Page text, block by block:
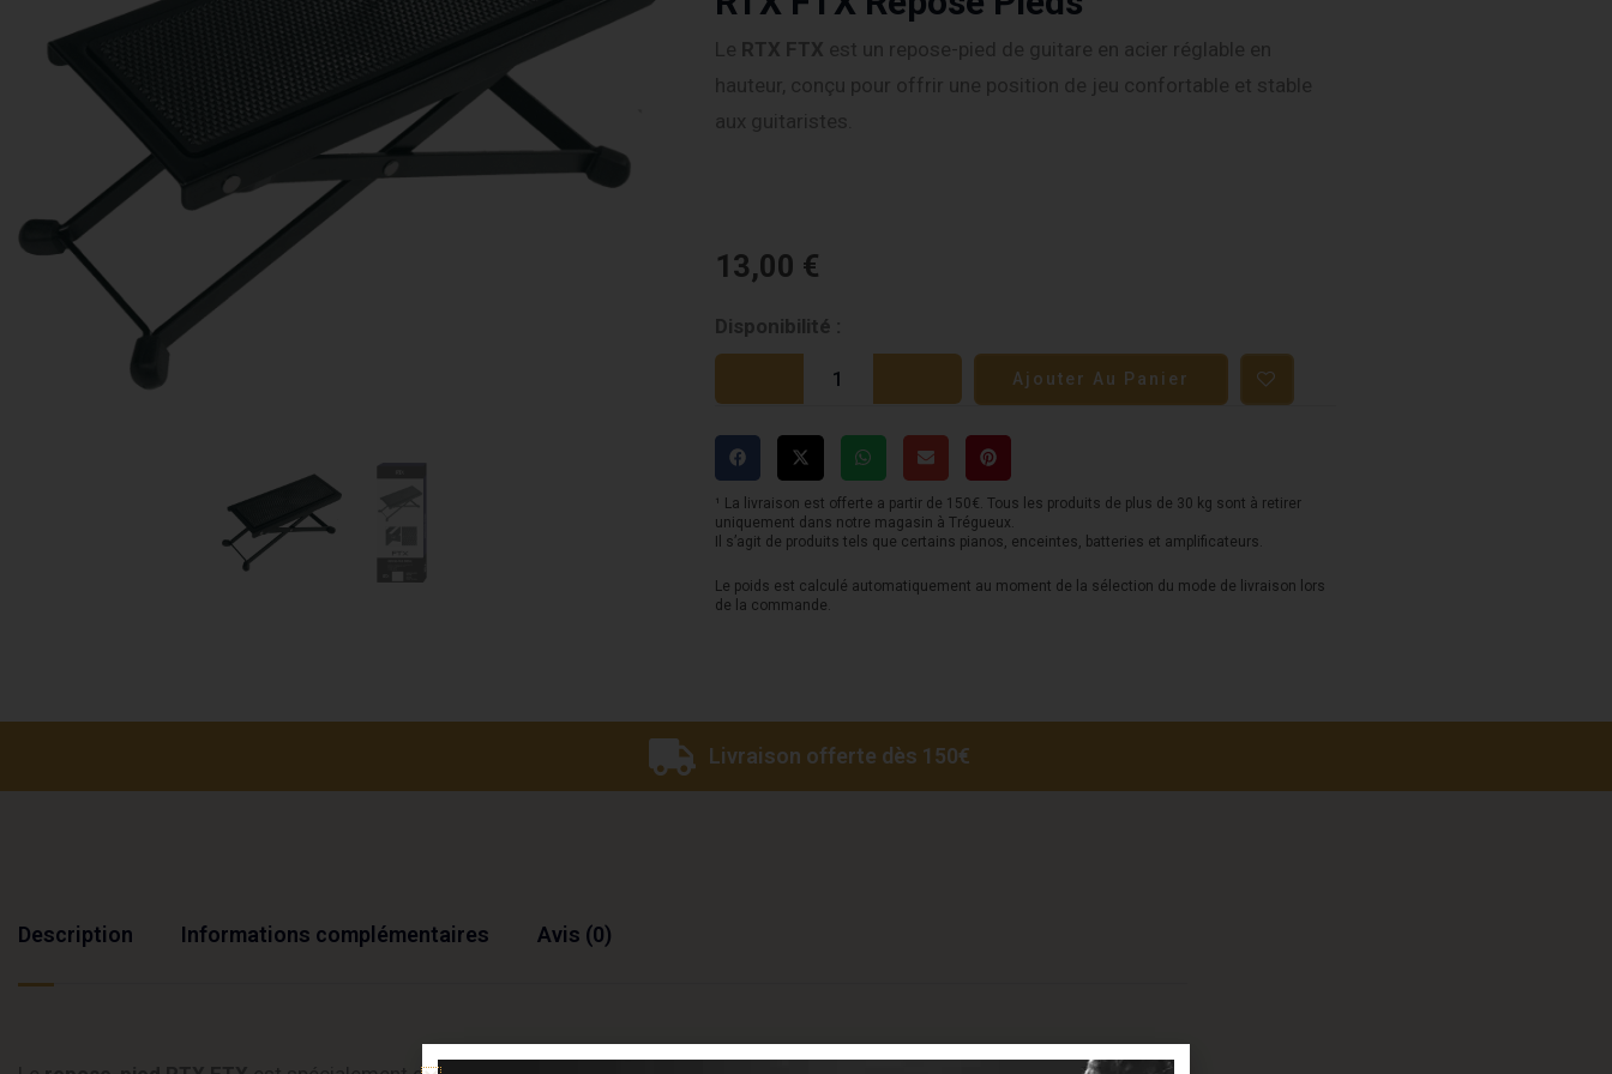
Le RTX FTX est un repose-pied de guitare en acier réglable en
hauteur, conçu pour offrir une position de jeu confortable et stable
aux guitaristes.
13,00 €
Disponibilité :
quantité
de
FTX
Repose
Pieds
Ajouter Au Panier
¹ La livraison est offerte a partir de 150€. Tous les produits de plus de 30 kg sont à retirer
uniquement dans notre magasin à Trégueux.
Il s’agit de produits tels que certains pianos, enceintes, batteries et amplificateurs.
Le poids est calculé automatiquement au moment de la sélection du mode de livraison lors
de la commande.
Livraison offerte dès 150€
Description Informations complémentaires Avis (0)